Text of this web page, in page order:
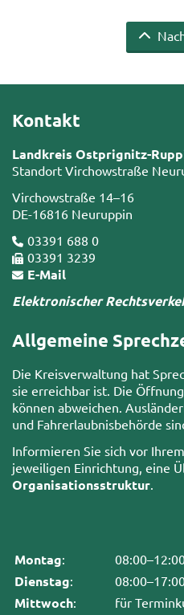
Kontakt
Landkreis Ostprignitz-
Standort Virchowstraße
Virchowstraße 14–16
DE-16816 Neuruppin
03391 688 0
03391 3239
E-Mail
Elektronischer
Allgemeine
Die Kreisverwaltung hat
sie erreichbar ist. Die
können abweichen.
und Fahrerlaubnisbehörde
Informieren Sie sich vor
jeweiligen Einrichtung, eine
Organisationsstruktur
Montag:
Dienstag:
Mittwoch: für